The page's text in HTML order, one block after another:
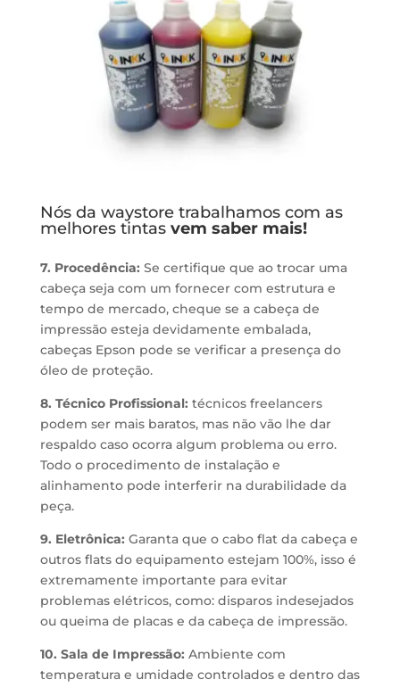
Nós da waystore trabalhamos com as
melhores tintas vem saber mais!
7. Procedência: Se certifique que ao trocar uma
cabeça seja com um fornecer com estrutura e
tempo de mercado, cheque se a cabeça de
impressão esteja devidamente embalada,
cabeças Epson pode se verificar a presença do
óleo de proteção.
8. Técnico Profissional: técnicos freelancers
podem ser mais baratos, mas não vão lhe dar
respaldo caso ocorra algum problema ou erro.
Todo o procedimento de instalação e
alinhamento pode interferir na durabilidade da
peça.
9. Eletrônica: Garanta que o cabo flat da cabeça e
outros flats do equipamento estejam 100%, isso é
extremamente importante para evitar
problemas elétricos, como: disparos indesejados
ou queima de placas e da cabeça de impressão.
10. Sala de Impressão: Ambiente com
temperatura e umidade controlados e dentro das